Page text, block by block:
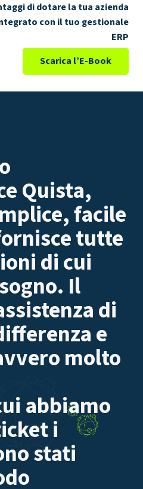
di dotare la tua azienda
con il tuo gestionale
ERP
Scarica l’E-Book
Quista,
facile
tutte
di cui
Il
di
e
molto
abbiamo
i
stati